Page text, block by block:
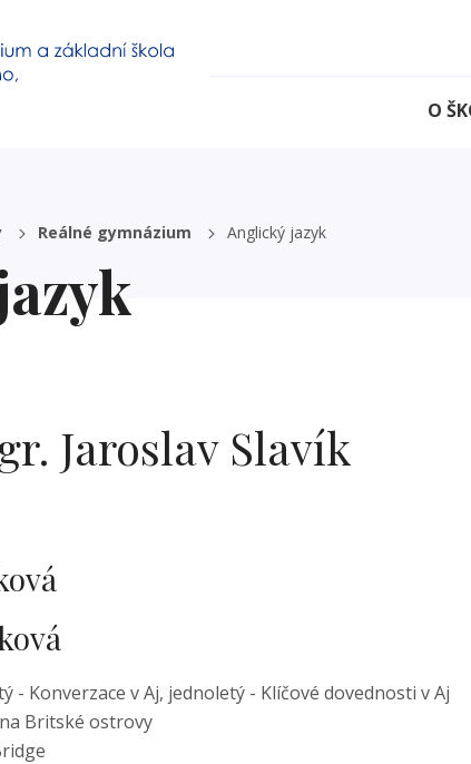
O
Reálné gymnázium Anglický jazyk
Jaroslav Slavík
- Konverzace v Aj, jednoletý - Klíčové dovednosti v Aj
Britské ostrovy